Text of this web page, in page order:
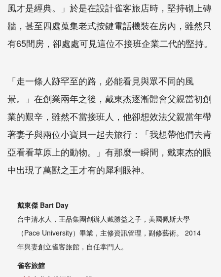
風才是經典。」於是在設計雀客旅店時，堅持砌上磚
牆，甚至四處蒐集老式按鍵電話機裝在房內，雖然只
有65間房，卻處處可見這位不接班企業二代的堅持。
「走一條人跡罕至的路，必能看見與眾不同的風
景。」在創業兩年之後，戴東杰逐漸體會父親當初創
業的艱辛，雖然不當接班人，他卻想效法父親當年帶
著妻子與兩位小寶貝一起去旅行：「我想帶他們去肯
亞看看草原上的動物。」有那麼一瞬間，戴東杰的眼
中出現了萬獸之王才有的犀利眼神。
戴東傑 Bart Day
台中清水人，王品集團創辦人戴勝益之子，美國佩斯大學
（Pace University）畢業，主修資訊管理，副修藝術。 2014
年與妻創立雀客旅館，自任掌門人。
雀客旅館